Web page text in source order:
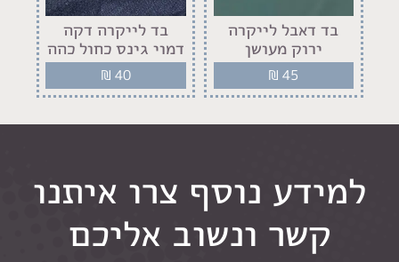
בד דאבל לייקרה
ירוק מעושן
₪ 45
בד לייקרה דקה
דמוי גינס כחול כהה
₪ 40
למידע נוסף צרו איתנו
קשר ונשוב אליכם